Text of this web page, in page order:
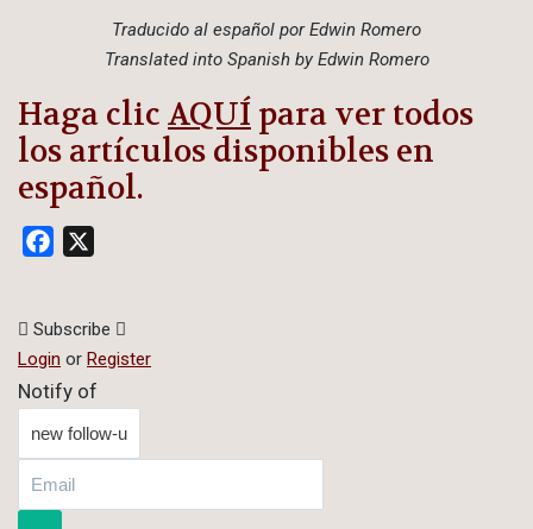
Traducido al español por Edwin Romero
Translated into Spanish by Edwin Romero
Haga clic AQUÍ para ver todos
los artículos disponibles en
español.
Facebook
Subscribe
Login or Register
Notify of